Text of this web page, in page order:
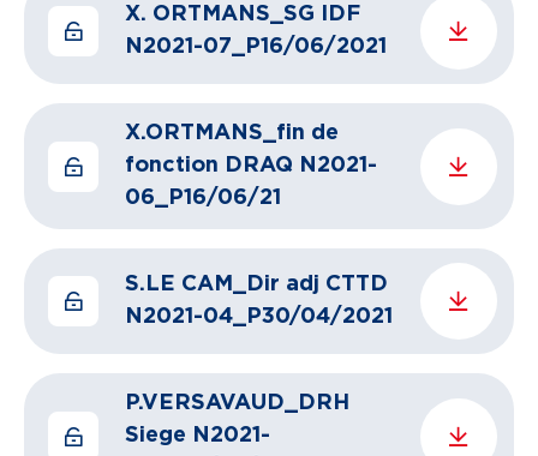
X. ORTMANS_SG IDF
N2021-07_P16/06/2021
X.ORTMANS_fin de
fonction DRAQ N2021-
06_P16/06/21
S.LE CAM_Dir adj CTTD
N2021-04_P30/04/2021
P.VERSAVAUD_DRH
Siege N2021-